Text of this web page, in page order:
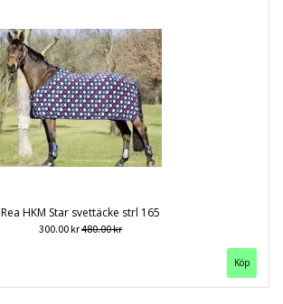
Rea HKM Star svettäcke strl 165
300.00 kr480.00 kr